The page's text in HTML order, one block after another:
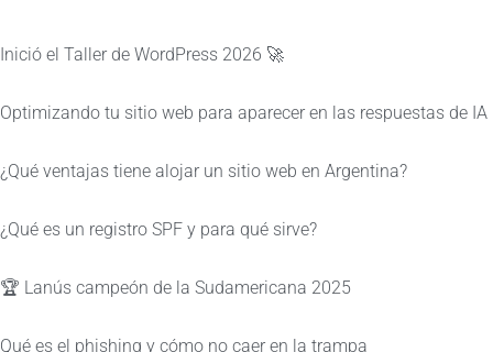
Inició el Taller de WordPress 2026 🚀
Optimizando tu sitio web para aparecer en las respuestas de IA
¿Qué ventajas tiene alojar un sitio web en Argentina?
¿Qué es un registro SPF y para qué sirve?
🏆 Lanús campeón de la Sudamericana 2025
Qué es el phishing y cómo no caer en la trampa